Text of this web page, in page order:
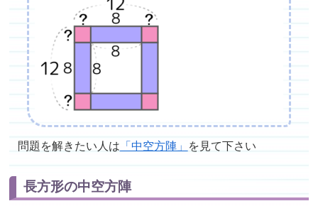
問題を解きたい人は 「中空方陣」 を見て下さい
長方形の中空方陣